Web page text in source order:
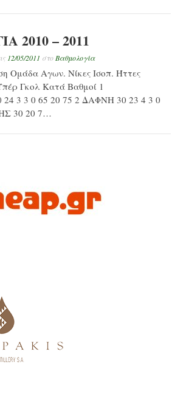
2010 – 2011
12/05/2011 στο Βαθμολογία
Ομάδα Αγων. Νίκες Ισοπ. Ήττες
Γκολ Κατά Βαθμοί 1
3 3 0 65 20 75 2 ΔΑΦΝΗ 30 23 4 3 0
30 20 7…